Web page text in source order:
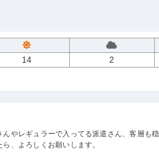
14 2
やレギュラーで入ってる派遣さん、客層も
、よろしくお願いします。